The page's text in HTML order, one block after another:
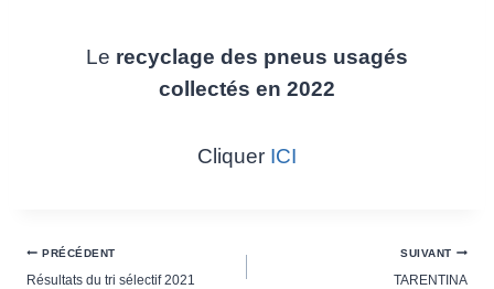
Le recyclage des pneus usagés
collectés en 2022
Cliquer ICI
PRÉCÉDENT
Résultats du tri sélectif 2021
SUIVANT
TARENTINA